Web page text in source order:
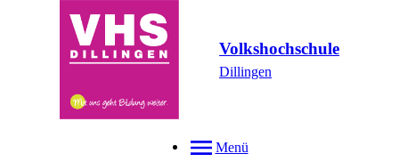
Volkshochschule
Dillingen
Menü